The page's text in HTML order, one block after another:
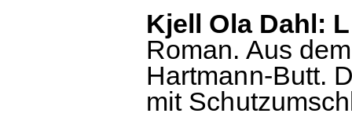
Kjell Ola Dahl:
Roman. Aus
Hartmann-Butt.
mit